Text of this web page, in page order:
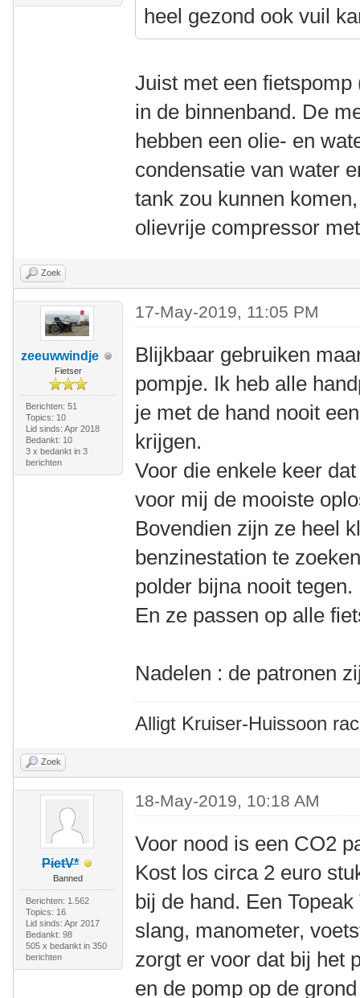
heel gezond ook vuil
Juist met een
in de binnenband. De
hebben een olie- en
condensatie van water
tank zou kunnen
olievrije compressor
Zoek
zeeuwwindje
Fietser
Berichten: 51
Topics: 10
Lid sinds: Apr 2018
Bedankt: 10
3 x bedankt in 3
berichten
17-May-2019, 11:05 PM
Blijkbaar gebruiken
pompje. Ik heb alle
je met de hand nooit
krijgen.
Voor die enkele keer
voor mij de mooiste
Bovendien zijn ze heel
benzinestation te
polder bijna nooit tegen.
En ze passen op alle
Nadelen : de patronen
Alligt Kruiser-Huissoon
Zoek
PietV*
Banned
Berichten: 1.562
Topics: 16
Lid sinds: Apr 2017
Bedankt: 98
505 x bedankt in 350
berichten
18-May-2019, 10:18 AM
Voor nood is een CO2
Kost los circa 2 euro
bij de hand. Een
slang, manometer,
zorgt er voor dat bij het
en de pomp op de